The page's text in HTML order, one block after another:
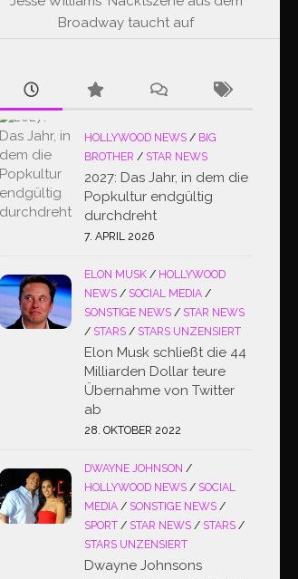
Broadway taucht auf
HOLLYWOOD NEWS / BIG
BROTHER / STAR NEWS
2027: Das Jahr, in dem die
Popkultur endgültig
durchdreht
7. APRIL 2026
ELON MUSK / HOLLYWOOD
NEWS / SOCIAL MEDIA /
SONSTIGE NEWS / STAR NEWS
/ STARS / STARS UNZENSIERT
Elon Musk schließt die 44
Milliarden Dollar teure
Übernahme von Twitter
ab
28. OKTOBER 2022
DWAYNE JOHNSON /
HOLLYWOOD NEWS / SOCIAL
MEDIA / SONSTIGE NEWS /
SPORT / STAR NEWS / STARS /
STARS UNZENSIERT
Dwayne Johnsons